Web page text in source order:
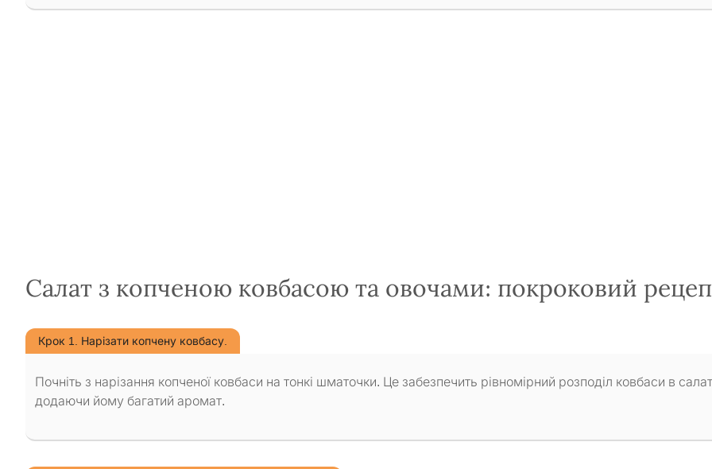
Салат з копченою ковбасою та овочами: покроковий
Крок 1. Нарізати копчену ковбасу.
Почніть з нарізання копченої ковбаси на тонкі шматочки. Це забезпечить рівномірний розподіл ковбаси в
додаючи йому багатий аромат.